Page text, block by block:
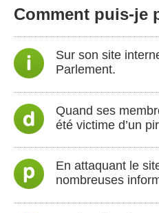
Comment puis-je
Sur son site
Parlement.
Quand ses
été victime d’un
En attaquant le
nombreuses